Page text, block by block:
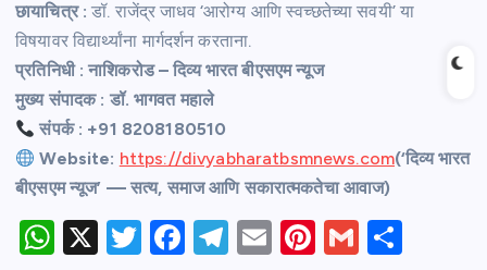
छायाचित्र : डॉ. राजेंद्र जाधव ‘आरोग्य आणि स्वच्छतेच्या सवयी’ या
विषयावर विद्यार्थ्यांना मार्गदर्शन करताना.
प्रतिनिधी : नाशिकरोड – दिव्य भारत बीएसएम न्यूज
मुख्य संपादक : डॉ. भागवत महाले
संपर्क : +91 8208180510
Website: https://divyabharatbsmnews.com(‘दिव्य भारत
बीएसएम न्यूज’ — सत्य, समाज आणि सकारात्मकतेचा आवाज)
W X
T
F
T
E
Pi G